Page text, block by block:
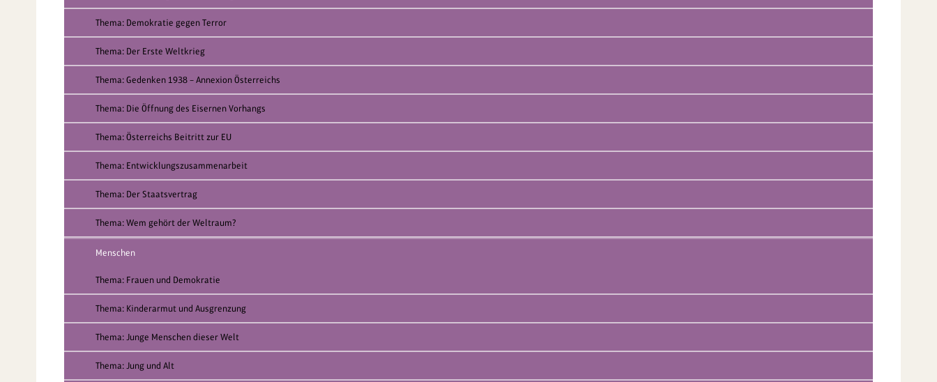
Thema: Demokratie gegen Terror
Thema: Der Erste Weltkrieg
Thema: Gedenken 1938 – Annexion Österreichs
Thema: Die Öffnung des Eisernen Vorhangs
Thema: Österreichs Beitritt zur EU
Thema: Entwicklungszusammenarbeit
Thema: Der Staatsvertrag
Thema: Wem gehört der Weltraum?
Menschen
Thema: Frauen und Demokratie
Thema: Kinderarmut und Ausgrenzung
Thema: Junge Menschen dieser Welt
Thema: Jung und Alt